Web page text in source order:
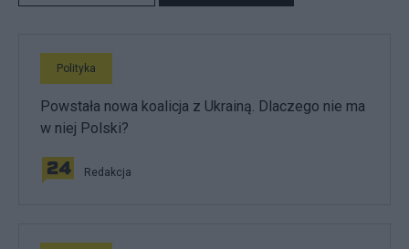
Polityka
Powstała nowa koalicja z Ukrainą. Dlaczego nie ma
w niej Polski?
Redakcja